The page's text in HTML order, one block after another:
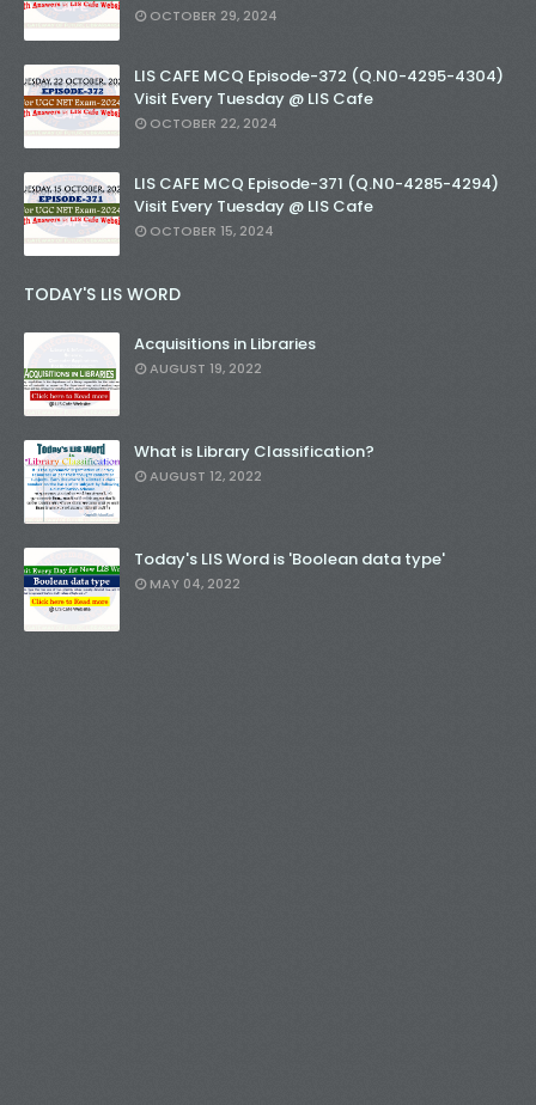
OCTOBER 29, 2024
LIS CAFE MCQ Episode-372 (Q.N0-4295-4304)
Visit Every Tuesday @ LIS Cafe
OCTOBER 22, 2024
LIS CAFE MCQ Episode-371 (Q.N0-4285-4294)
Visit Every Tuesday @ LIS Cafe
OCTOBER 15, 2024
TODAY'S LIS WORD
Acquisitions in Libraries
AUGUST 19, 2022
What is Library Classification?
AUGUST 12, 2022
Today's LIS Word is 'Boolean data type'
MAY 04, 2022